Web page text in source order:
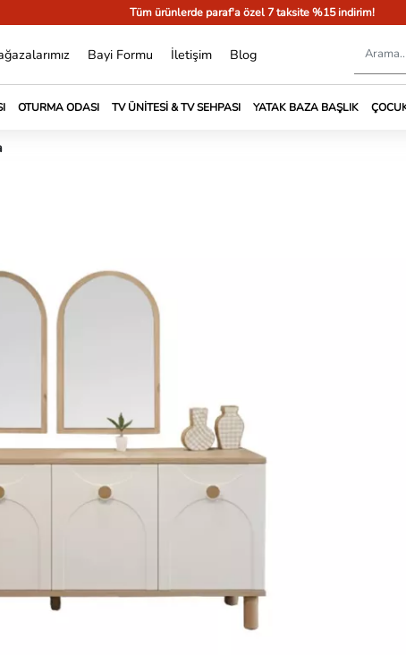
Tüm ürünlerde paraf'a özel 7 taksite %15 indirim!
Bayi Formu İletişim Blog
OTURMA ODASI TV ÜNITESI & TV SEHPASI YATAK BAZA BAŞLIK